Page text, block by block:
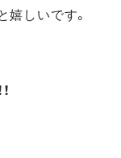
しいです。